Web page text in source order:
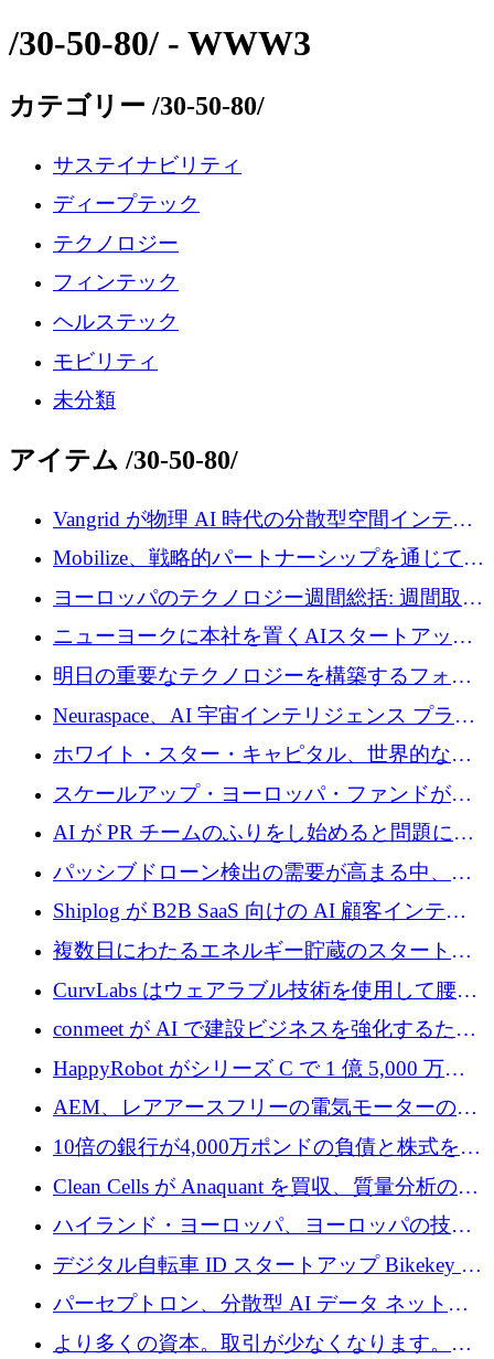
/30-50-80/ - WWW3
カテゴリー /30-50-80/
サステイナビリティ
ディープテック
テクノロジー
フィンテック
ヘルステック
モビリティ
未分類
アイテム /30-50-80/
Vangrid が物理 AI 時代の分散型空間インテリ
ジェンス ネットワークを構築するために 900
万ドルのシードを調達
Mobilize、戦略的パートナーシップを通じて通
信ソフトウェア会社を拡大するための投資部
ヨーロッパのテクノロジー週間総括: 週間取引
額 8 億 7,800 万ユーロと 2026 年上半期の主要
ニューヨークに本社を置くAIスタートアップ
Modal Labsがロンドンオフィスを開設
明日の重要なテクノロジーを構築するフォト
ニクスのスケールアップに対応する
Neuraspace、AI 宇宙インテリジェンス プラッ
トフォームの拡大に 1,560 万ユーロを投資
ホワイト・スター・キャピタル、世界的なス
タートアップをシリーズAからBまで支援する
ために2億5,000万ドルのファンドIVを閉鎖
スケールアップ・ヨーロッパ・ファンドが初
の投資を行い、Iceeyeの10億ユーロのラウンド
を共同主導
AI が PR チームのふりをし始めると問題にな
ります
パッシブドローン検出の需要が高まる中、
Monava が資金調達ラウンドを終了
Shiplog が B2B SaaS 向けの AI 顧客インテリ
ジェンスを構築するために 100 万ドルを調達
複数日にわたるエネルギー貯蔵のスタートア
ップ、Ore Energy が新たな投資ラウンドで
4,300 万ドルを獲得
CurvLabs はウェアラブル技術を使用して腰痛
治療をどのように再考しているか
conmeet が AI で建設ビジネスを強化するため
に 600 万ユーロを調達
HappyRobot がシリーズ C で 1 億 5,000 万ド
ルを獲得し、企業運営向けにエージェント AI
AEM、レアアースフリーの電気モーターの革
新を加速するために1,600万ポンドを確保
10倍の銀行が4,000万ポンドの負債と株式を調
達
Clean Cells が Anaquant を買収、質量分析の専
門知識によるバイオ医薬品の品質管理を拡大
ハイランド・ヨーロッパ、ヨーロッパの技術
規模拡大を支援するために11億ユーロのファ
ンドVIを閉鎖
デジタル自転車 ID スタートアップ Bikekey が
TÖNNJES への投資を確保
パーセプトロン、分散型 AI データ ネットワ
ークの構築に 650 万ドルを調達
より多くの資本。取引が少なくなります。